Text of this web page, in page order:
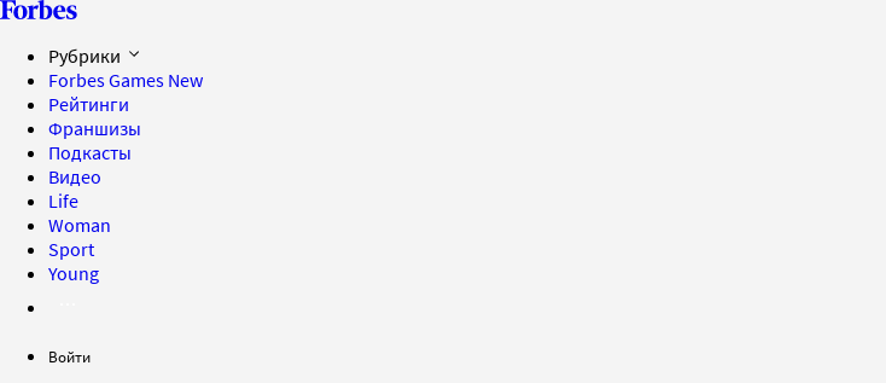
Рубрики
Forbes Games New
Рейтинги
Франшизы
Подкасты
Видео
Life
Woman
Sport
Young
Войти